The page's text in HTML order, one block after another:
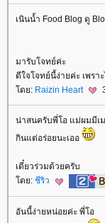
เนินน้ำ Food Blog ดู
มารับโจทย์ค่ะ
ดีใจโจทย์นี้ง่ายค่ะ เพรา
ดย: Raizin Heart
น่าสนครับพี่โอ แม่ผมมีเ
กินแต่อร่อยนะเออ
เดี๋ยวร่วมด้วยครับ
ดย: ชีริว
อันนี้ง่ายหน่อยค่ะ พี่โอ